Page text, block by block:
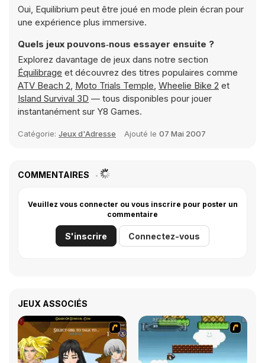
Oui, Equilibrium peut être joué en mode plein écran pour
une expérience plus immersive.
Quels jeux pouvons‑nous essayer ensuite ?
Explorez davantage de jeux dans notre section
Équilibrage et découvrez des titres populaires comme
ATV Beach 2, Moto Trials Temple, Wheelie Bike 2 et
Island Survival 3D — tous disponibles pour jouer
instantanément sur Y8 Games.
Catégorie: Jeux d'Adresse Ajouté le 07 Mai 2007
COMMENTAIRES
Veuillez vous connecter ou vous inscrire pour poster un
commentaire
S'inscrire Connectez-vous
JEUX ASSOCIÉS